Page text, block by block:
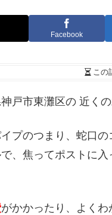
Facebook
この
戸市東灘区の 近く
プのつまり、蛇口
、焦ってポストに入
がかかったり、よく